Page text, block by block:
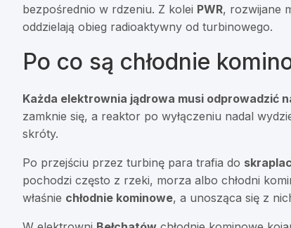
bezpośrednio w rdzeniu. Z kolei PWR, rozwijane
oddzielają obieg radioaktywny od turbinowego.
Po co są chłodnie
Każda elektrownia jądrowa musi odprowadzić
zamknie się, a reaktor po wyłączeniu nadal
skróty.
Po przejściu przez turbinę para trafia do
pochodzi często z rzeki, morza albo chłodni
właśnie chłodnie kominowe, a unosząca się z